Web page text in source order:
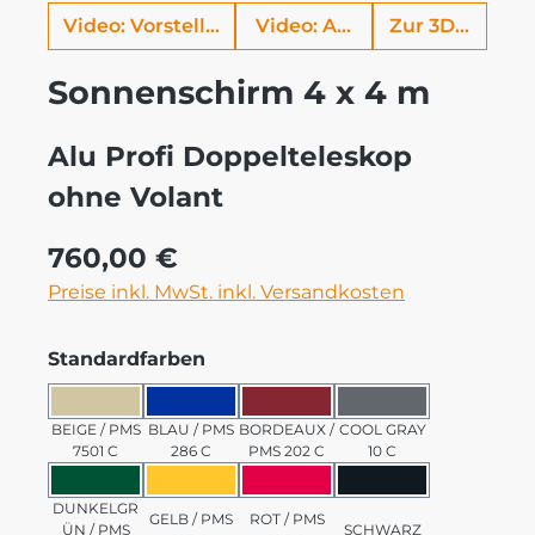
Video: Vorstellung Alu ProfiVideo: AufbauhilfeZur 3D Ansicht
Sonnenschirm 4 x 4 m
Alu Profi Doppelteleskop
ohne Volant
Regulärer Preis:
760,00 €
Preise inkl. MwSt. inkl. Versandkosten
Standardfarben
BEIGE / PMS 7501 C
BEIGE / PMS
7501 C
BLAU / PMS 286 C
BLAU / PMS
286 C
BORDEAUX / PMS 202 C
BORDEAUX /
PMS 202 C
COOL GRAY 10 C
COOL GRAY
10 C
DUNKELGRÜN / PMS 3435 C
DUNKELGR
ÜN / PMS
GELB / PMS 123 C
GELB / PMS
ROT / PMS 185 C
ROT / PMS
SCHWARZ
SCHWARZ